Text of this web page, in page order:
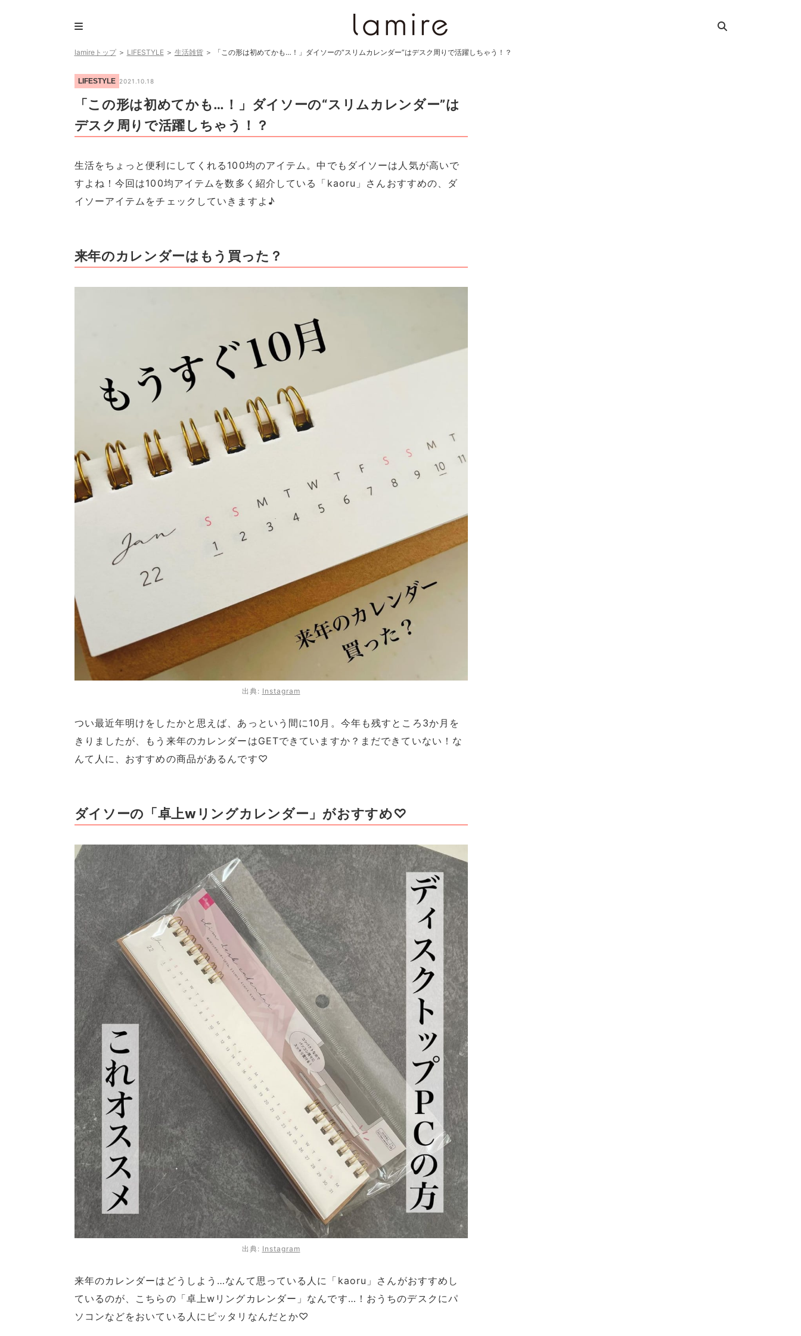
lamireトップ＞ LIFESTYLE＞ 生活雑貨＞ 「この形は初めてかも…！」ダイソーの“スリムカレンダー”はデスク周りで活躍しちゃう！？
LIFESTYLE 2021.10.18
「この形は初めてかも…！」ダイソーの“スリムカレンダー”は
デスク周りで活躍しちゃう！？
生活をちょっと便利にしてくれる100均のアイテム。中でもダイソーは人気が高いで
すよね！今回は100均アイテムを数多く紹介している「kaoru」さんおすすめの、ダ
イソーアイテムをチェックしていきますよ♪
来年のカレンダーはもう買った？
出典: Instagram
つい最近年明けをしたかと思えば、あっという間に10月。今年も残すところ3か月を
きりましたが、もう来年のカレンダーはGETできていますか？まだできていない！な
んて人に、おすすめの商品があるんです♡
ダイソーの「卓上wリングカレンダー」がおすすめ♡
出典: Instagram
来年のカレンダーはどうしよう…なんて思っている人に「kaoru」さんがおすすめし
ているのが、こちらの「卓上wリングカレンダー」なんです…！おうちのデスクにパ
ソコンなどをおいている人にピッタリなんだとか♡